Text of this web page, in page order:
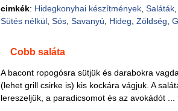
cimkék: Hidegkonyhai készítmények, Saláták,
Sütés nélkül, Sós, Savanyú Hideg Zöldség
Cobb saláta
A bacont ropogósra sütjük és darabokra
(lehet grill csirke is) kis kockára vágjuk. A
lereszeljük, a paradicsomot és az avokádót ...